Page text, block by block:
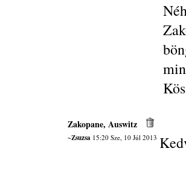
Zakopane, Auswitz
~Zsuzsa15:20 Sze, 10 Júl 2013